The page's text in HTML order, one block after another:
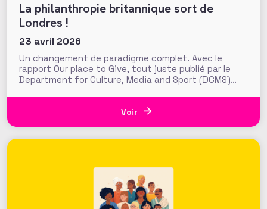
La philanthropie britannique sort de
Londres !
23 avril 2026
Un changement de paradigme complet. Avec le
rapport Our place to Give, tout juste publié par le
Department for Culture, Media and Sport (DCMS)
d’une nouvelle ambition publique pour la
philanthropie au Royaume-Uni. Objectif : « sortir la
Voir